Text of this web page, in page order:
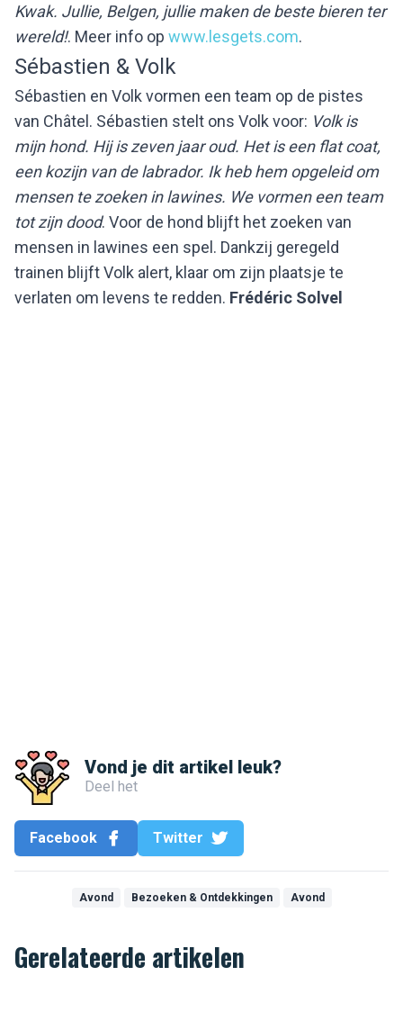
Kwak. Jullie, Belgen, jullie maken de beste bieren ter
wereld!. Meer info op www.lesgets.com.
Sébastien & Volk
Sébastien en Volk vormen een team op de pistes
van Châtel. Sébastien stelt ons Volk voor: Volk is
mijn hond. Hij is zeven jaar oud. Het is een flat coat,
een kozijn van de labrador. Ik heb hem opgeleid om
mensen te zoeken in lawines. We vormen een team
tot zijn dood. Voor de hond blijft het zoeken van
mensen in lawines een spel. Dankzij geregeld
trainen blijft Volk alert, klaar om zijn plaatsje te
verlaten om levens te redden. Frédéric Solvel
Vond je dit artikel leuk?
Deel het
Facebook Twitter
Avond Bezoeken & Ontdekkingen Avond
Gerelateerde artikelen